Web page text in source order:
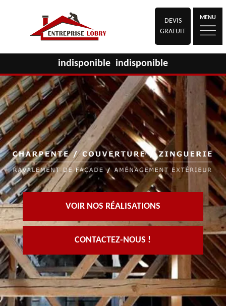
DEVIS
GRATUIT
MENU
indisponible indisponible
VOIR NOS RÉALISATIONS
CONTACTEZ-NOUS !